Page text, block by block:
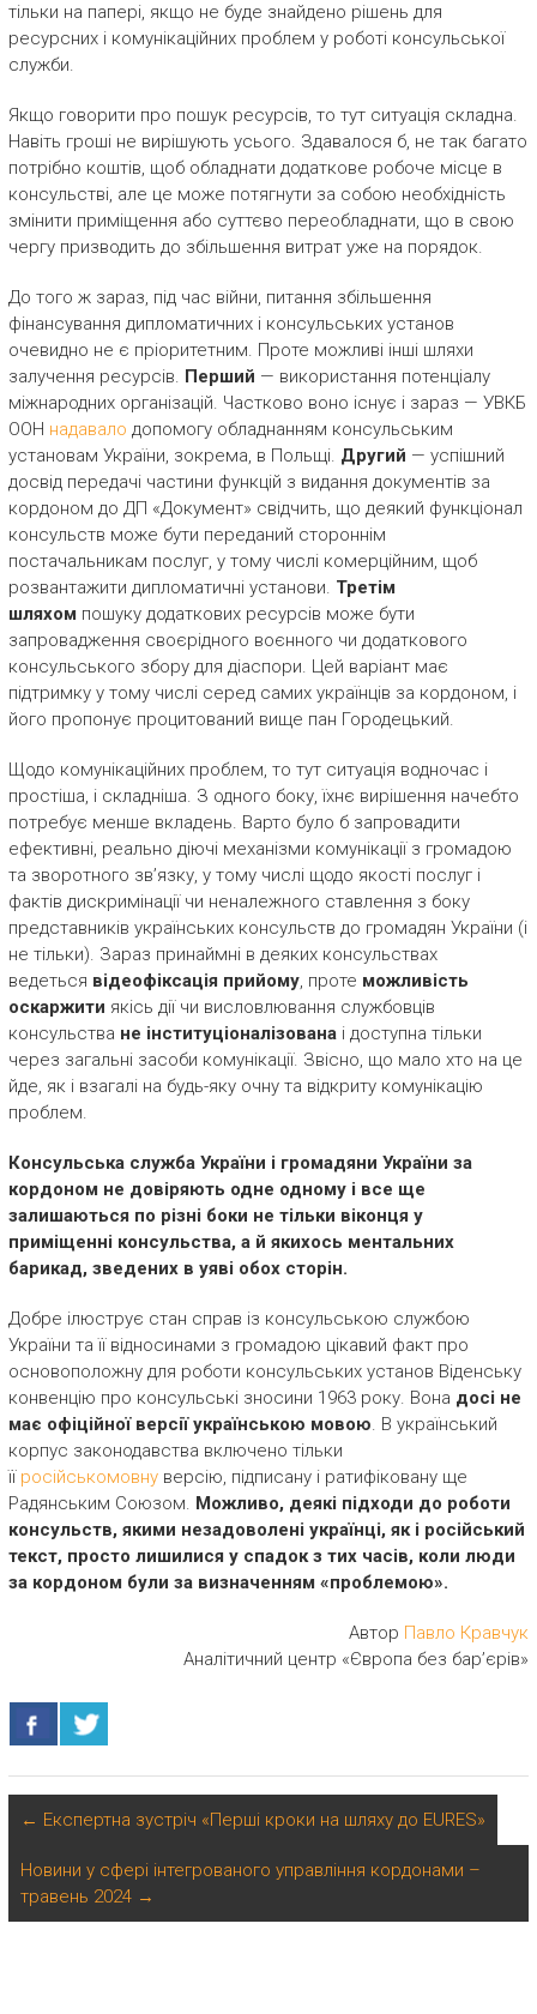
тільки на папері, якщо не буде знайдено рішень для
ресурсних і комунікаційних проблем у роботі консульської
служби.
Якщо говорити про пошук ресурсів, то тут ситуація складна.
Навіть гроші не вирішують усього. Здавалося б, не так багато
потрібно коштів, щоб обладнати додаткове робоче місце в
консульстві, але це може потягнути за собою необхідність
змінити приміщення або суттєво переобладнати, що в свою
чергу призводить до збільшення витрат уже на порядок.
До того ж зараз, під час війни, питання збільшення
фінансування дипломатичних і консульських установ
очевидно не є пріоритетним. Проте можливі інші шляхи
залучення ресурсів. Перший — використання потенціалу
міжнародних організацій. Частково воно існує і зараз — УВКБ
ООН надавало допомогу обладнанням консульським
установам України, зокрема, в Польщі. Другий — успішний
досвід передачі частини функцій з видання документів за
кордоном до ДП «Документ» свідчить, що деякий функціонал
консульств може бути переданий стороннім
постачальникам послуг, у тому числі комерційним, щоб
розвантажити дипломатичні установи. Третім
шляхом пошуку додаткових ресурсів може бути
запровадження своєрідного воєнного чи додаткового
консульського збору для діаспори. Цей варіант має
підтримку у тому числі серед самих українців за кордоном, і
його пропонує процитований вище пан Городецький.
Щодо комунікаційних проблем, то тут ситуація водночас і
простіша, і складніша. З одного боку, їхнє вирішення начебто
потребує менше вкладень. Варто було б запровадити
ефективні, реально діючі механізми комунікації з громадою
та зворотного зв’язку, у тому числі щодо якості послуг і
фактів дискримінації чи неналежного ставлення з боку
представників українських консульств до громадян України (і
не тільки). Зараз принаймні в деяких консульствах
ведеться відеофіксація прийому, проте можливість
оскаржити якісь дії чи висловлювання службовців
консульства не інституціоналізованаі доступна тільки
через загальні засоби комунікації. Звісно, що мало хто на це
йде, як і взагалі на будь-яку очну та відкриту комунікацію
проблем.
Консульська служба України і громадяни України за
кордоном не довіряють одне одному і все ще
залишаються по різні боки не тільки віконця у
приміщенні консульства, а й якихось ментальних
барикад, зведених в уяві обох сторін.
Добре ілюструє стан справ із консульською службою
України та її відносинами з громадою цікавий факт про
основоположну для роботи консульських установ Віденську
конвенцію про консульські зносини 1963 року. Вона досі не
має офіційної версії українською мовою. В український
корпус законодавства включено тільки
її російськомовнуверсію, підписану і ратифіковану ще
Радянським Союзом. Можливо, деякі підходи до роботи
консульств, якими незадоволені українці, як і російський
текст, просто лишилися у спадок з тих часів, коли люди
за кордоном були за визначенням «проблемою».
Автор Павло Кравчук
Аналітичний центр «Європа без бар’єрів»
← Експертна зустріч «Перші кроки на шляху до EURES»
Новини у сфері інтегрованого управління кордонами –
травень 2024 →